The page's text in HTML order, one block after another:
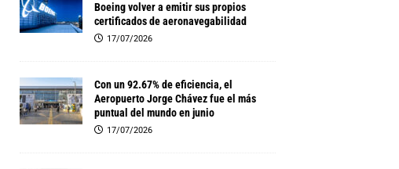
Boeing volver a emitir sus propios
certificados de aeronavegabilidad
17/07/2026
Con un 92.67% de eficiencia, el
Aeropuerto Jorge Chávez fue el más
puntual del mundo en junio
17/07/2026